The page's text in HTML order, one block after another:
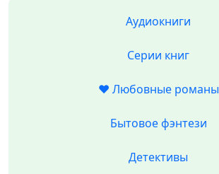
Аудиокниги
Серии книг
❤️ Любовные романы
Бытовое фэнтези
Детективы